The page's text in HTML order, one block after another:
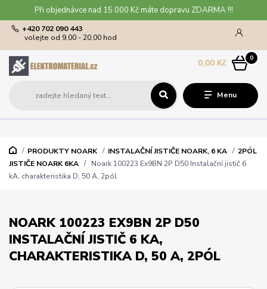
Při objednávce nad 15 000 Kč máte dopravu ZDARMA !!!
Menu
+420 702 090 443
volejte od 9,00 - 20,00 hod
0
0,00 Kč
PRODUKTY NOARK INSTALAČNÍ JISTIČE NOARK, 6 KA
2PÓL
JISTIČE NOARK 6KA
Noark 100223 Ex9BN 2P D50 Instalační jistič 6
kA, charakteristika D, 50 A, 2pól
NOARK 100223 EX9BN 2P D50
INSTALAČNÍ JISTIČ 6 KA,
CHARAKTERISTIKA D, 50 A, 2PÓL